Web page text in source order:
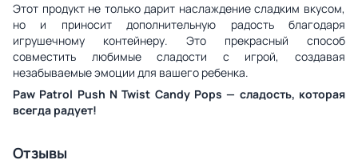
Этот продукт не только дарит наслаждение сладким вкусом,
но и приносит дополнительную радость благодаря
игрушечному контейнеру. Это прекрасный способ
совместить любимые сладости с игрой, создавая
незабываемые эмоции для вашего ребенка.
Paw Patrol Push N Twist Candy Pops — сладость, которая
всегда радует!
Отзывы